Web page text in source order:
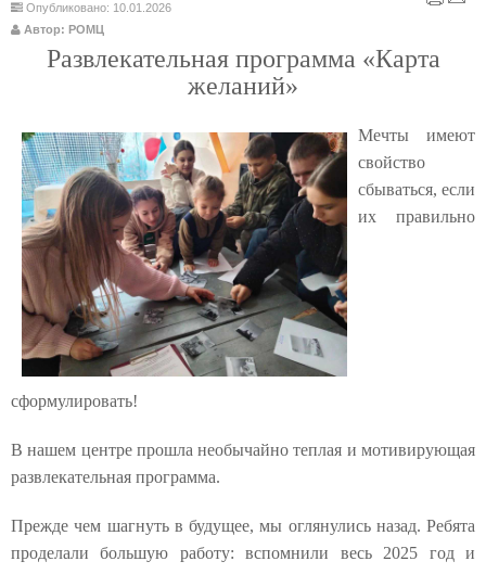
Опубликовано: 10.01.2026
Автор: РОМЦ
Развлекательная программа «Карта
желаний»
Мечты имеют
свойство
сбываться, если
их правильно
сформулировать!
В нашем центре прошла необычайно теплая и мотивирующая
развлекательная программа.
Прежде чем шагнуть в будущее, мы оглянулись назад. Ребята
проделали большую работу: вспомнили весь 2025 год и